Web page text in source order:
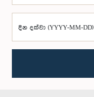
දින දක්වා (YYYY-MM-DD)